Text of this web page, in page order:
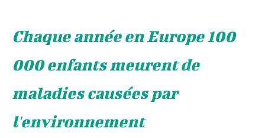
Chaque année en Europe 100
000 enfants meurent de
maladies causées par
l'environnement